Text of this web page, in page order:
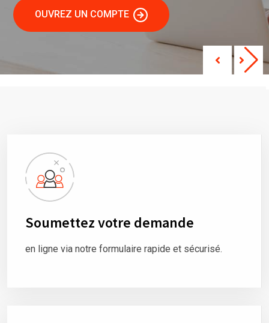
OUVREZ UN COMPTE
Soumettez votre demande
en ligne via notre formulaire rapide et sécurisé.